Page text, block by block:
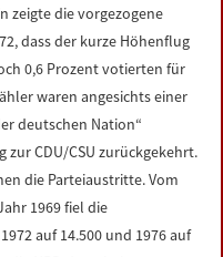
zeigte die vorgezogene
dass der kurze Höhenflug
0,6 Prozent votierten für
waren angesichts einer
deutschen Nation“
CDU/CSU zurückgekehrt.
die Parteiaustritte. Vom
1969 fiel die
auf 14.500 und 1976 auf